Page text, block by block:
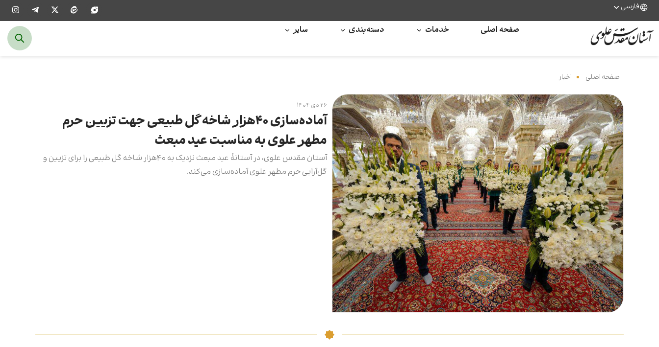
فارسی
صفحه اصلی خدمات دسته‌بندی سایر
صفحه اصلی اخبار
۲۶ دی ۱۴۰۴
آماده‌سازی ۴۰هزار شاخه گل طبیعی جهت تزیین حرم
مطهر علوی به مناسبت عید مبعث
آستان مقدس علوی، در آستانۀ عید مبعث نزدیک به ۴۰هزار شاخه گل طبیعی را برای تزیین و
گل‌آرایی حرم مطهر علوی آماده‌سازی می‌کند.